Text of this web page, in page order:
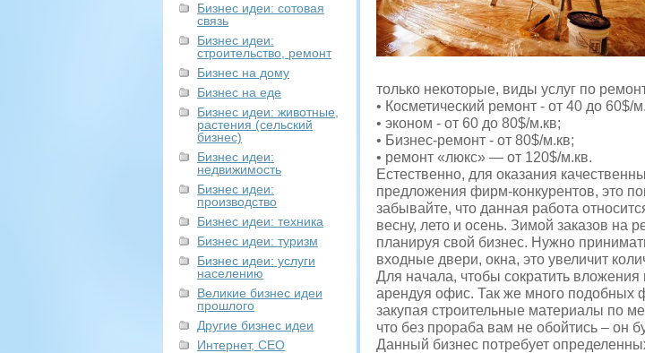
Бизнес идеи: сотовая
связь
Бизнес идеи:
строительство, ремонт
Бизнес на дому
Бизнес на еде
Бизнес идеи: животные,
растения (сельский
бизнес)
Бизнес идеи:
недвижимость
Бизнес идеи:
производство
Бизнес идеи: техника
Бизнес идеи: туризм
Бизнес идеи: услуги
населению
Великие бизнес идеи
прошлого
Другие бизнес идеи
Интернет, СЕО
только некоторые, виды услуг по
• Косметический ремонт - от 40 до 60$/
• эконом - от 60 до 80$/м.кв;
• Бизнес-ремонт - от 80$/м.кв;
• ремонт «люкс» — от 120$/м.кв.
Естественно, для оказания
предложения фирм-конкурентов, это
забывайте, что данная работа
весну, лето и осень. Зимой заказов на
планируя свой бизнес. Нужно
входные двери, окна, это увеличит
Для начала, чтобы сократить
арендуя офис. Так же много подобных
закупая строительные материалы по
что без прораба вам не обойтись – он
Данный бизнес потребует